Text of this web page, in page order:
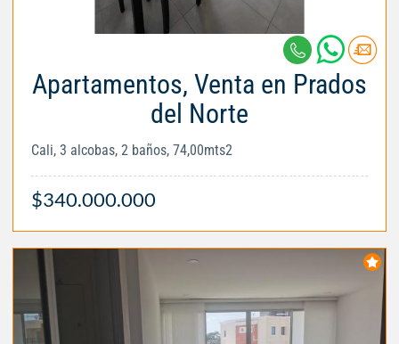
Apartamentos, Venta en Prados
del Norte
Cali, 3 alcobas, 2 baños, 74,00mts2
$340.000.000